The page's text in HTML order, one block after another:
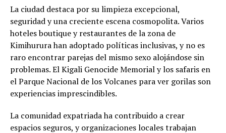
La ciudad destaca por su limpieza excepcional,
seguridad y una creciente escena cosmopolita. Varios
hoteles boutique y restaurantes de la zona de
Kimihurura han adoptado políticas inclusivas, y no es
raro encontrar parejas del mismo sexo alojándose sin
problemas. El Kigali Genocide Memorial y los safaris en
el Parque Nacional de los Volcanes para ver gorilas son
experiencias imprescindibles.
La comunidad expatriada ha contribuido a crear
espacios seguros, y organizaciones locales trabajan